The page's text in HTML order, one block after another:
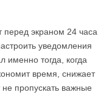
экраном 24 часа
уведомления
именно тогда, когда
время, снижает
не пропускать важные